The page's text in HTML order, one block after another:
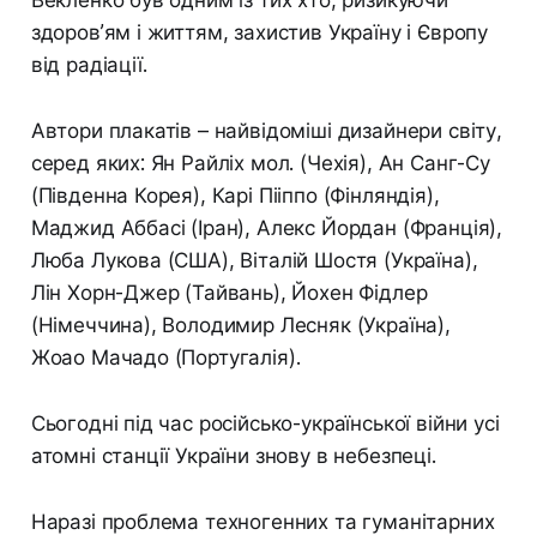
здоров’ям і життям, захистив Україну і Європу
від радіації.
Автори плакатів – найвідоміші дизайнери світу,
серед яких: Ян Райліх мол. (Чехія), Ан Санг-Су
(Південна Корея), Карі Пііппо (Фінляндія),
Маджид Аббасі (Іран), Алекс Йордан (Франція),
Люба Лукова (США), Віталій Шостя (Україна),
Лін Хорн-Джер (Тайвань), Йохен Фідлер
(Німеччина), Володимир Лесняк (Україна),
Жоао Мачадо (Португалія).
Сьогодні під час російсько-української війни усі
атомні станції України знову в небезпеці.
Наразі проблема техногенних та гуманітарних